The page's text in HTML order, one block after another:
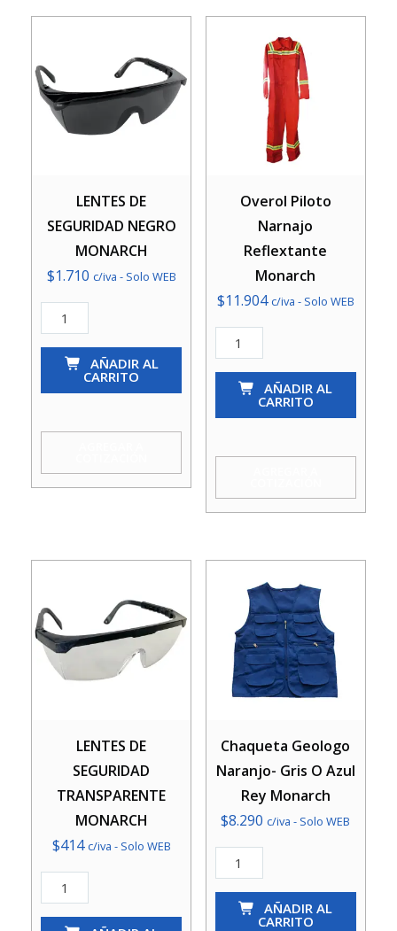
LENTES DE
SEGURIDAD NEGRO
MONARCH
$1.710 c/iva - Solo WEB
LENTES
DE
SEGURIDAD
cantidad
AÑADIR AL
CARRITO
Overol Piloto
Narnajo
Reflextante
Monarch
$11.904 c/iva - Solo WEB
Overol
Piloto
Narnajo
cantidad
AÑADIR AL
CARRITO
LENTES DE
SEGURIDAD
TRANSPARENTE
MONARCH
$414 c/iva - Solo WEB
LENTES
DE
Chaqueta Geologo
Naranjo- Gris O Azul
Rey Monarch
$8.290 c/iva - Solo WEB
Chaqueta
Geologo
Naranjo-AÑADIR AL
CARRITO